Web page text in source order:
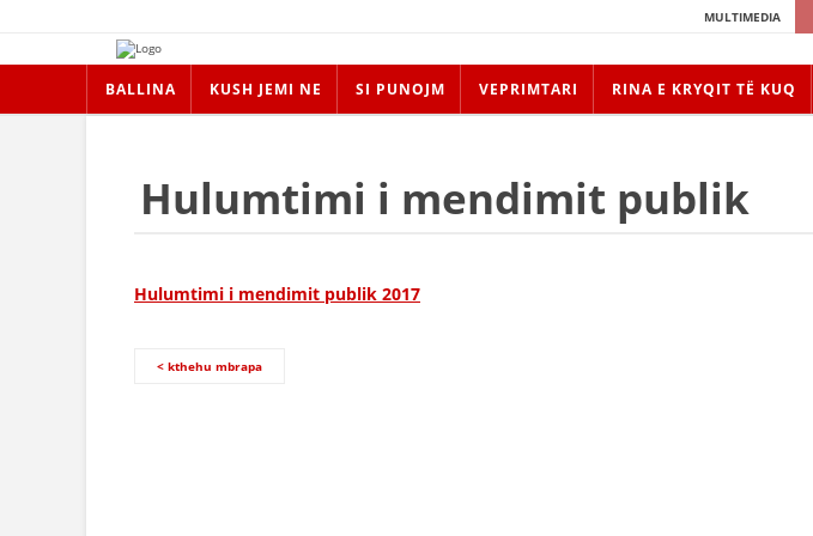
MULTIMEDIA
BALLINA KUSH JEMI NE SI PUNOJM VEPRIMTARI RINA E KRYQIT TË KUQ
Hulumtimi i mendimit publik
Hulumtimi i mendimit publik 2017
< kthehu mbrapa